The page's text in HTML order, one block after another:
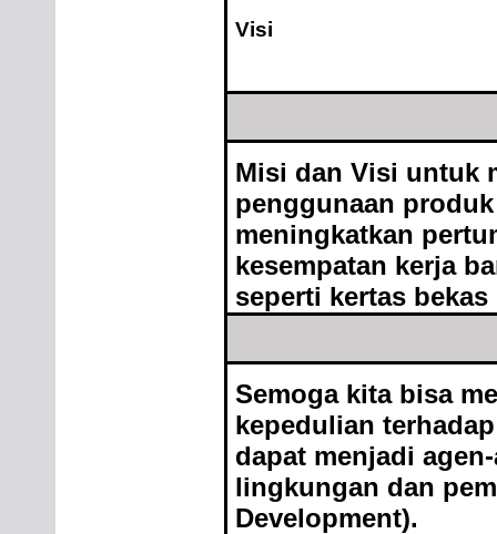
Visi
Misi dan Visi untuk
penggunaan
meningkatkan
kesempatan kerja
seperti kertas
Semoga kita bisa
kepedulian
dapat menjadi
lingkungan dan
Development).